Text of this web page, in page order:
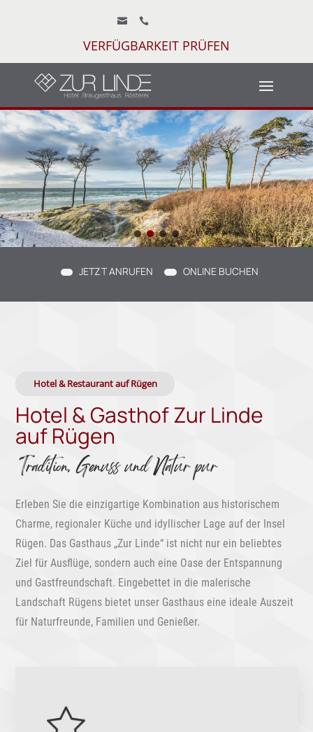
 
VERFÜGBARKEIT PRÜFEN
JETZT ANRUFEN ONLINE BUCHEN
Hotel & Restaurant auf Rügen
Hotel & Gasthof Zur Linde
auf Rügen
Tradition, Genuss und Natur pur
Erleben Sie die einzigartige Kombination aus historischem
Charme, regionaler Küche und idyllischer Lage auf der Insel
Rügen. Das Gasthaus „Zur Linde“ ist nicht nur ein beliebtes
Ziel für Ausflüge, sondern auch eine Oase der Entspannung
und Gastfreundschaft. Eingebettet in die malerische
Landschaft Rügens bietet unser Gasthaus eine ideale Auszeit
für Naturfreunde, Familien und Genießer.